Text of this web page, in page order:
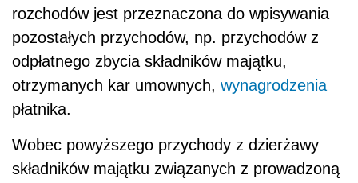
rozchodów jest przeznaczona do wpisywania
pozostałych przychodów, np. przychodów z
odpłatnego zbycia składników majątku,
otrzymanych kar umownych, wynagrodzenia
płatnika.
Wobec powyższego przychody z dzierżawy
składników majątku związanych z prowadzoną